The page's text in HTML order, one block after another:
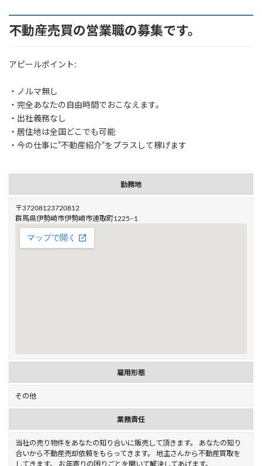
不動産売買の営業職の募集です。
アピールポイント:
・ノルマ無し
・完全あなたの自由時間でおこなえます。
・出社義務なし
・居住地は全国どこでも可能
・今の仕事に”不動産紹介”をプラスして稼げます
勤務地
〒37208123720812
群馬県伊勢崎市伊勢崎市連取町1225−1
雇用形態
その他
業務責任
当社の売り物件をあなたの知り合いに販売して頂きます。 あなたの知り
合いから不動産売却依頼をもらってきます。 地主さんから不動産買取を
してきます。 お年寄りの困りごとを聞いて解決してあげます。